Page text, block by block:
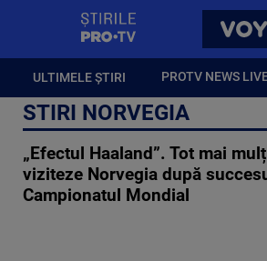
ULTIMELE ȘTIRI PROTV NEWS
STIRI NORVEGIA
„Efectul Haaland”. Tot mai
viziteze Norvegia după
Campionatul Mondial